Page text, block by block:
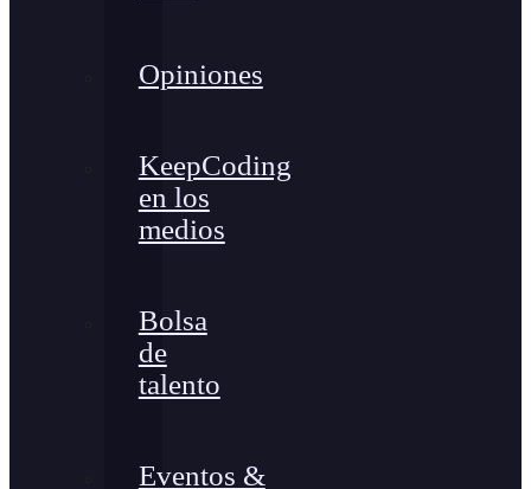
Opiniones
KeepCoding
en los
medios
Bolsa
de
talento
Eventos &